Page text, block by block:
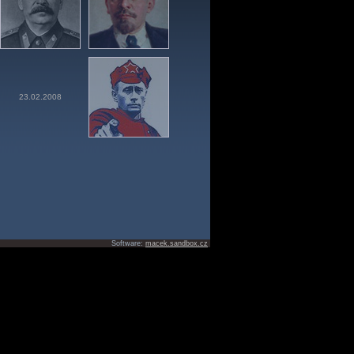
23.02.2008
Software: macek.sandbox.cz